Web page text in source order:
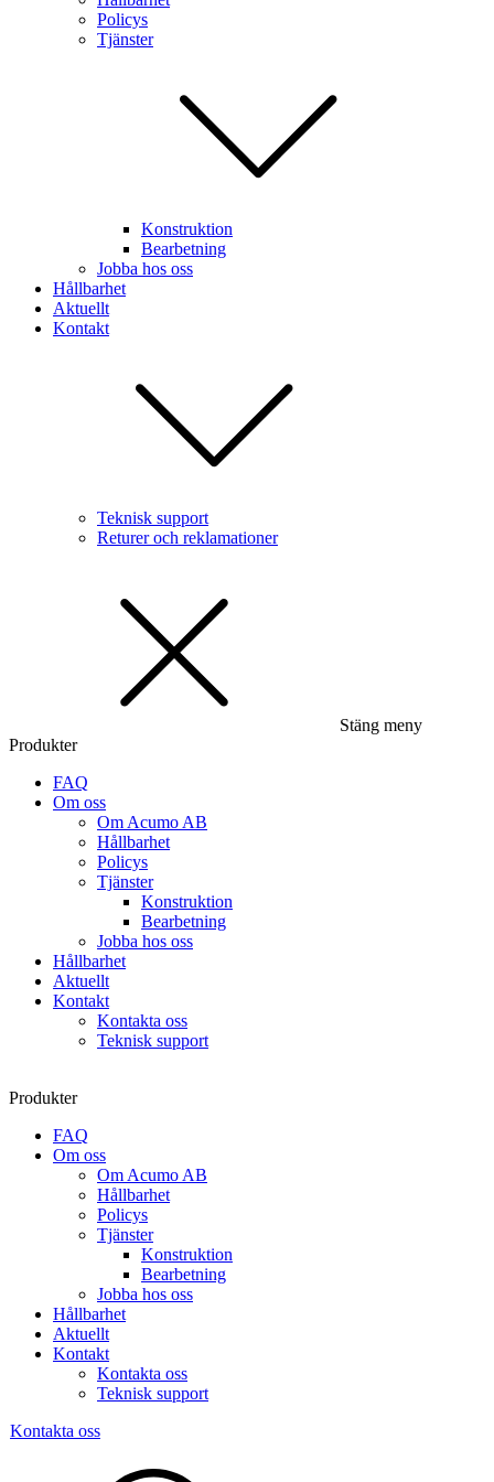
Policys
Tjänster
Konstruktion
Bearbetning
Jobba hos oss
Hållbarhet
Aktuellt
Kontakt
Teknisk support
Returer och reklamationer
Stäng meny
Produkter
FAQ
Om oss
Om Acumo AB
Hållbarhet
Policys
Tjänster
Konstruktion
Bearbetning
Jobba hos oss
Hållbarhet
Aktuellt
Kontakt
Kontakta oss
Teknisk support
Produkter
FAQ
Om oss
Om Acumo AB
Hållbarhet
Policys
Tjänster
Konstruktion
Bearbetning
Jobba hos oss
Hållbarhet
Aktuellt
Kontakt
Kontakta oss
Teknisk support
Kontakta oss